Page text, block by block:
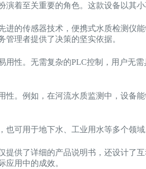
着至关重要的角色。这款设备以其
进的传感器技术，便携式水质检测仪
理者提供了决策的坚实依据。
用性。无需复杂的PLC控制，用户无
性。例如，在河流水质监测中，设备
可用于地下水、工业用水等多个领
提供了详细的产品说明书，还设计了
应用中的成效。